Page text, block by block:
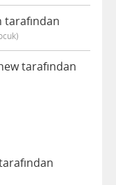
tarafından
tarafından